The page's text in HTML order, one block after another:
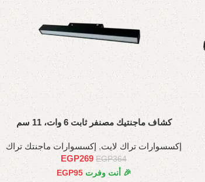
كشاف ماجنتيك مصنفر ثابت 6 وات، 11 سم
إكسسوارات تراك لايت, إكسسوارات ماجنتك تراك
EGP364
EGP269
🎉 أنت وفرت EGP95